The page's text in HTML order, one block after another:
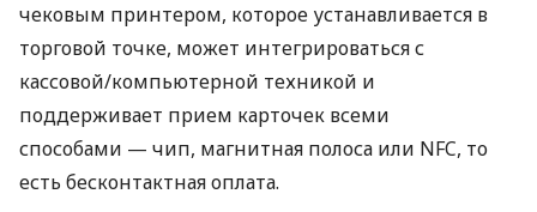
чековым принтером, которое устанавливается в
торговой точке, может интегрироваться с
кассовой/компьютерной техникой и
поддерживает прием карточек всеми
способами — чип, магнитная полоса или NFC, то
есть бесконтактная оплата.